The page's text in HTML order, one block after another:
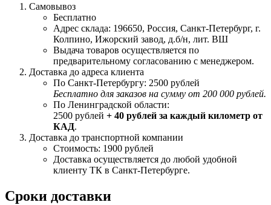
Самовывоз
Бесплатно
Адрес склада: 196650, Россия, Санкт-Петербург, г.
Колпино, Ижорский завод, д.б/н, лит. ВШ
Выдача товаров осуществляется по
предварительному согласованию с менеджером.
Доставка до адреса клиента
По Санкт-Петербургу: 2500 рублей
Бесплатно для заказов на сумму от 200 000 рублей.
По Ленинградской области:
2500 рублей + 40 рублей за каждый километр от
КАД.
Доставка до транспортной компании
Стоимость: 1900 рублей
Доставка осуществляется до любой удобной
клиенту ТК в Санкт-Петербурге.
Сроки доставки